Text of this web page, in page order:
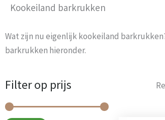
Kookeiland barkrukken
Wat zijn nu eigenlijk kookeiland
barkrukken hieronder.
Filter op prijs
prijs
prijs